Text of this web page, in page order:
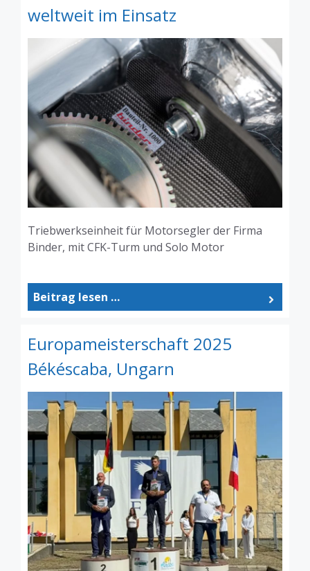
weltweit im Einsatz
Triebwerkseinheit für Motorsegler der Firma
Binder, mit CFK-Turm und Solo Motor
Beitrag lesen …
Europameisterschaft 2025
Békéscaba, Ungarn